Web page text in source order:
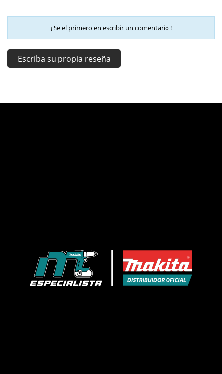
¡ Se el primero en escribir un comentario !
Escriba su propia reseña